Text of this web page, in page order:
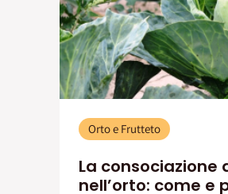
Orto e Frutteto
La consociazione
nell’orto: come e